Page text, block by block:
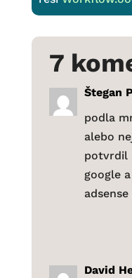
7
Štegan
podla
alebo
potvrdil
google
David